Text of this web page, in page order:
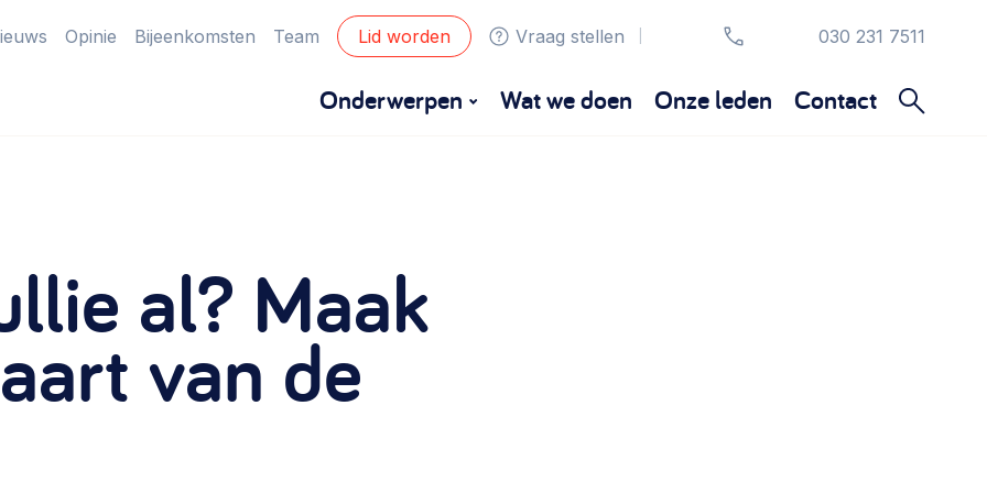
Opinie Bijeenkomsten Team Lid worden Vraag stellen 030 231 7511
Onderwerpen
Eigen gebouw
Huren of kopen, maatschappelijk vastgoed,
ontmoetingsplekken >
Wat we doen Onze leden Contact
al? Maak
van de